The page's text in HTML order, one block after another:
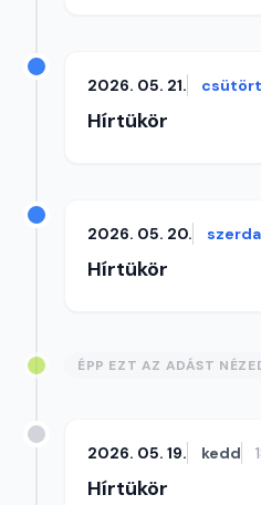
2026. 05. 21.
Hírtükör
2026. 05. 20. szerda
Hírtükör
ÉPP EZT AZ ADÁST
2026. 05. 19. kedd
Hírtükör